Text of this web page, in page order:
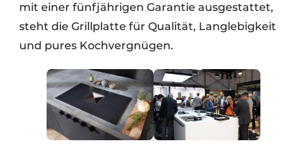
mit einer fünfjährigen Garantie ausgestattet,
steht die Grillplatte für Qualität, Langlebigkeit
und pures Kochvergnügen.